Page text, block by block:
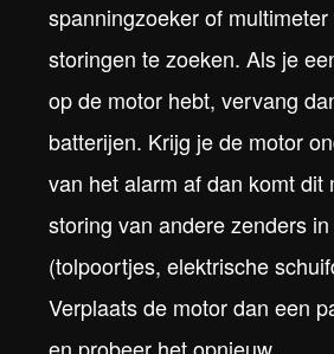
spanningzoeker of
storingen te zoeken. Als je
op de motor hebt, vervang
batterijen. Krijg je de motor
van het alarm af dan komt dit
storing van andere zenders
(tolpoortjes, elektrische
Verplaats de motor dan een